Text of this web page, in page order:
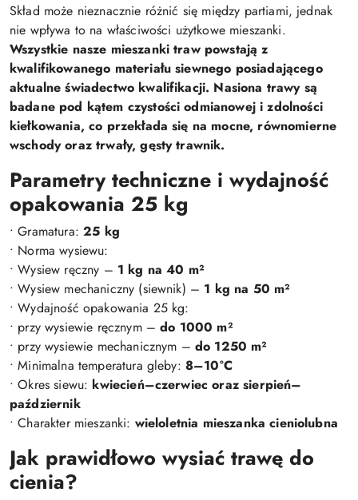
Skład może nieznacznie różnić się między partiami, jednak
nie wpływa to na właściwości użytkowe mieszanki.
Wszystkie nasze mieszanki traw powstają z
kwalifikowanego materiału siewnego posiadającego
aktualne świadectwo kwalifikacji. Nasiona trawy są
badane pod kątem czystości odmianowej i zdolności
kiełkowania, co przekłada się na mocne, równomierne
wschody oraz trwały, gęsty trawnik.
Parametry techniczne i wydajność
opakowania 25 kg
• Gramatura:25 kg
• Norma wysiewu:
• Wysiew ręczny – 1 kg na 40 m²
• Wysiew mechaniczny (siewnik) – 1 kg na 50 m²
• Wydajność opakowania 25 kg:
• przy wysiewie ręcznym –do 1000 m²
• przy wysiewie mechanicznym – do 1250 m²
• Minimalna temperatura gleby: 8–10°C
• Okres siewu: kwiecień–czerwiec oraz sierpień–
październik
• Charakter mieszanki: wieloletnia mieszanka cieniolubna
Jak prawidłowo wysiać trawę do
cienia?